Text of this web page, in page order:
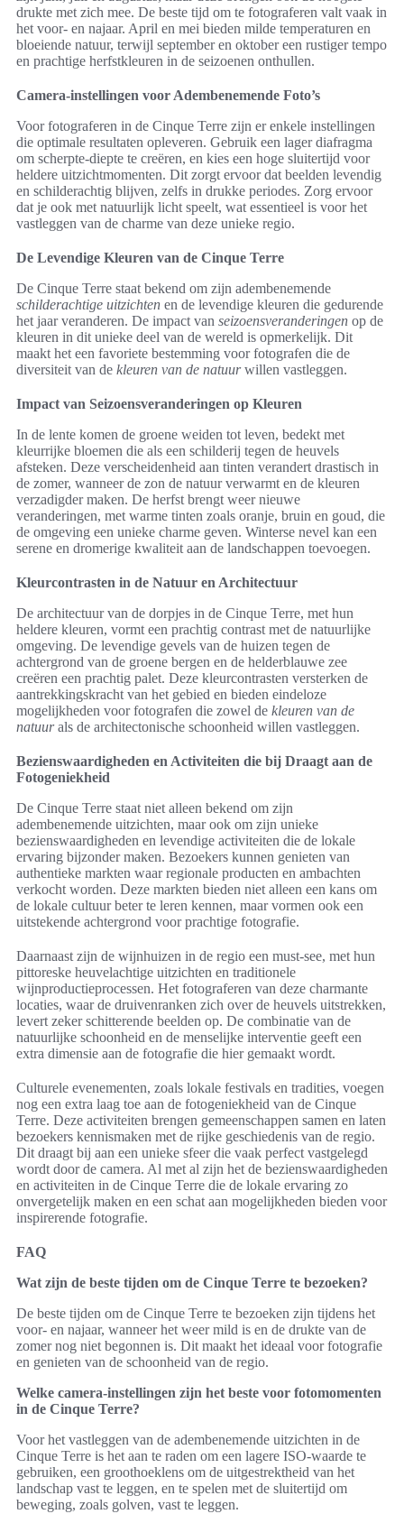
drukte met zich mee. De beste tijd om te fotograferen valt vaak in
het voor- en najaar. April en mei bieden milde temperaturen en
bloeiende natuur, terwijl september en oktober een rustiger tempo
en prachtige herfstkleuren in de seizoenen onthullen.
Camera-instellingen voor Adembenemende Foto’s
Voor fotograferen in de Cinque Terre zijn er enkele instellingen
die optimale resultaten opleveren. Gebruik een lager diafragma
om scherpte-diepte te creëren, en kies een hoge sluitertijd voor
heldere uitzichtmomenten. Dit zorgt ervoor dat beelden levendig
en schilderachtig blijven, zelfs in drukke periodes. Zorg ervoor
dat je ook met natuurlijk licht speelt, wat essentieel is voor het
vastleggen van de charme van deze unieke regio.
De Levendige Kleuren van de Cinque Terre
De Cinque Terre staat bekend om zijn adembenemende
schilderachtige uitzichten en de levendige kleuren die gedurende
het jaar veranderen. De impact van seizoensveranderingen op de
kleuren in dit unieke deel van de wereld is opmerkelijk. Dit
maakt het een favoriete bestemming voor fotografen die de
diversiteit van de kleuren van de natuurwillen vastleggen.
Impact van Seizoensveranderingen op Kleuren
In de lente komen de groene weiden tot leven, bedekt met
kleurrijke bloemen die als een schilderij tegen de heuvels
afsteken. Deze verscheidenheid aan tinten verandert drastisch in
de zomer, wanneer de zon de natuur verwarmt en de kleuren
verzadigder maken. De herfst brengt weer nieuwe
veranderingen, met warme tinten zoals oranje, bruin en goud, die
de omgeving een unieke charme geven. Winterse nevel kan een
serene en dromerige kwaliteit aan de landschappen toevoegen.
Kleurcontrasten in de Natuur en Architectuur
De architectuur van de dorpjes in de Cinque Terre, met hun
heldere kleuren, vormt een prachtig contrast met de natuurlijke
omgeving. De levendige gevels van de huizen tegen de
achtergrond van de groene bergen en de helderblauwe zee
creëren een prachtig palet. Deze kleurcontrasten versterken de
aantrekkingskracht van het gebied en bieden eindeloze
mogelijkheden voor fotografen die zowel de kleuren van de
natuurals de architectonische schoonheid willen vastleggen.
Bezienswaardigheden en Activiteiten die bij Draagt aan de
Fotogeniekheid
De Cinque Terre staat niet alleen bekend om zijn
adembenemende uitzichten, maar ook om zijn unieke
bezienswaardigheden en levendige activiteiten die de lokale
ervaring bijzonder maken. Bezoekers kunnen genieten van
authentieke markten waar regionale producten en ambachten
verkocht worden. Deze markten bieden niet alleen een kans om
de lokale cultuur beter te leren kennen, maar vormen ook een
uitstekende achtergrond voor prachtige fotografie.
Daarnaast zijn de wijnhuizen in de regio een must-see, met hun
pittoreske heuvelachtige uitzichten en traditionele
wijnproductieprocessen. Het fotograferen van deze charmante
locaties, waar de druivenranken zich over de heuvels uitstrekken,
levert zeker schitterende beelden op. De combinatie van de
natuurlijke schoonheid en de menselijke interventie geeft een
extra dimensie aan de fotografie die hier gemaakt wordt.
Culturele evenementen, zoals lokale festivals en tradities, voegen
nog een extra laag toe aan de fotogeniekheid van de Cinque
Terre. Deze activiteiten brengen gemeenschappen samen en laten
bezoekers kennismaken met de rijke geschiedenis van de regio.
Dit draagt bij aan een unieke sfeer die vaak perfect vastgelegd
wordt door de camera. Al met al zijn het de bezienswaardigheden
en activiteiten in de Cinque Terre die de lokale ervaring zo
onvergetelijk maken en een schat aan mogelijkheden bieden voor
inspirerende fotografie.
FAQ
Wat zijn de beste tijden om de Cinque Terre te bezoeken?
De beste tijden om de Cinque Terre te bezoeken zijn tijdens het
voor- en najaar, wanneer het weer mild is en de drukte van de
zomer nog niet begonnen is. Dit maakt het ideaal voor fotografie
en genieten van de schoonheid van de regio.
Welke camera-instellingen zijn het beste voor fotomomenten
in de Cinque Terre?
Voor het vastleggen van de adembenemende uitzichten in de
Cinque Terre is het aan te raden om een lagere ISO-waarde te
gebruiken, een groothoeklens om de uitgestrektheid van het
landschap vast te leggen, en te spelen met de sluitertijd om
beweging, zoals golven, vast te leggen.